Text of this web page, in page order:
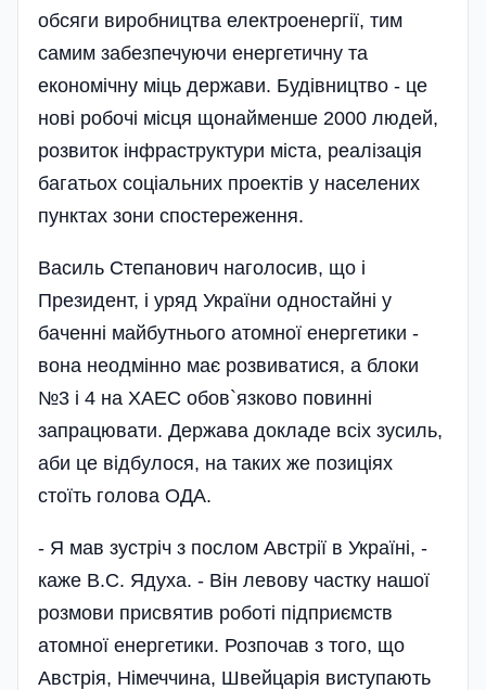
обсяги виробництва електроенергії, тим
самим забезпечуючи енергетичну та
економічну міць держави. Будівництво - це
нові робочі місця щонайменше 2000 людей,
розвиток інфраструктури міста, реалізація
багатьох соціальних проектів у населених
пунктах зони спостереження.
Василь Степанович наголосив, що і
Президент, і уряд України одностайні у
баченні майбутнього атомної енергетики -
вона неодмінно має розвиватися, а блоки
№3 і 4 на ХАЕС обов`язково повинні
запрацювати. Держава докладе всіх зусиль,
аби це відбулося, на таких же позиці­ях
стоїть голова ОДА.
- Я мав зустріч з послом Австрії в Україні, -
каже В.С. Ядуха. - Він левову частку нашої
розмови присвятив роботі підприємств
атомної енергетики. Розпочав з того, що
Австрія, Німеччина, Швейцарія виступають